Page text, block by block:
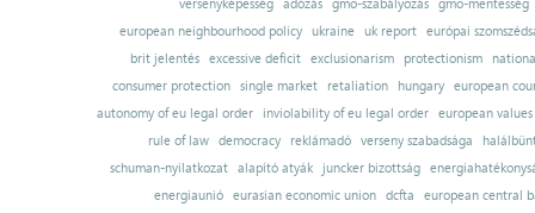
versenyképesség adózás gmo-szabályozás gmo-mentesség
european neighbourhood policy
ukraine uk report
európai
brit jelentés excessive deficit exclusionarism protectionism
consumer protection
single market retaliation hungary
european
autonomy of eu legal order
inviolability of eu legal order
european values
rule of law
democracy reklámadó verseny szabadsága
schuman-nyilatkozat alapító atyák juncker bizottság
energiaunió eurasian economic union dcfta
european central